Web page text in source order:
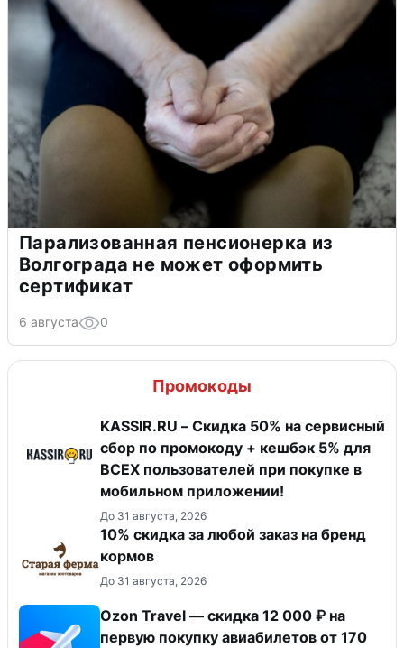
Парализованная пенсионерка из
Волгограда не может оформить
сертификат
6 августа 0
Промокоды
KASSIR.RU – Скидка 50% на сервисный
сбор по промокоду + кешбэк 5% для
ВСЕХ пользователей при покупке в
мобильном приложении!
До 31 августа, 2026
10% скидка за любой заказ на бренд
кормов
До 31 августа, 2026
Ozon Travel — скидка 12 000 ₽ на
первую покупку авиабилетов от 170